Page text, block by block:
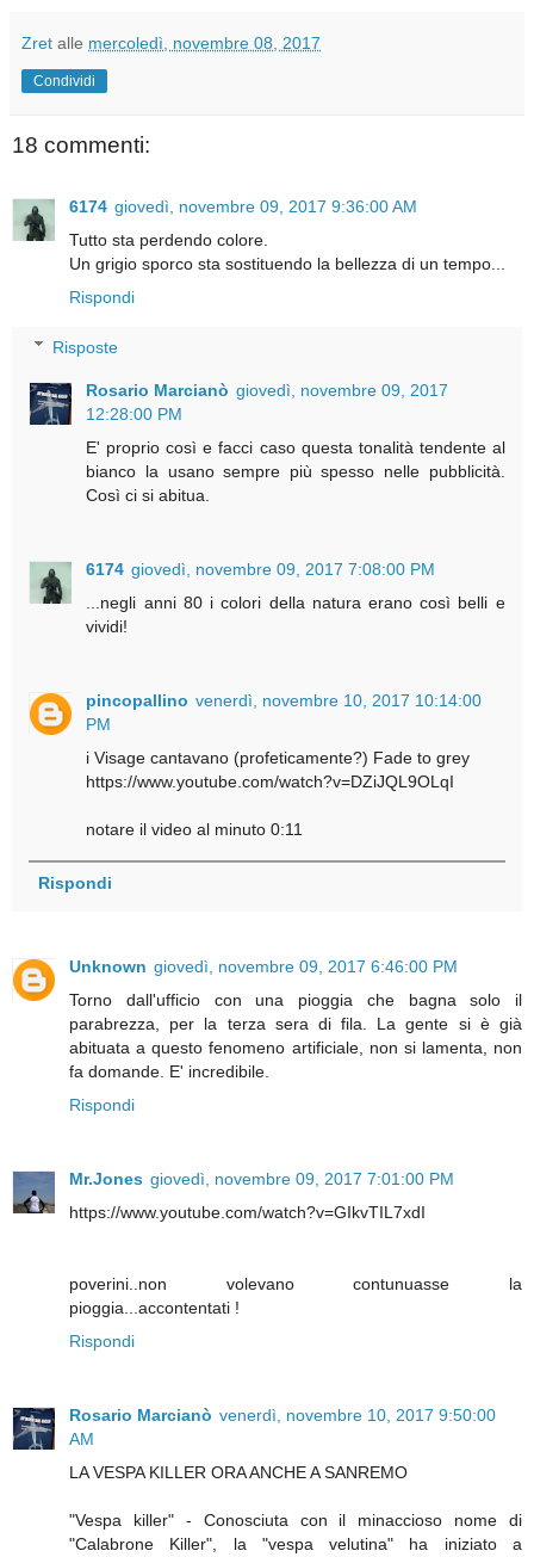
Zret alle mercoledì, novembre 08, 2017
Condividi
18 commenti:
6174 giovedì, novembre 09, 2017 9:36:00 AM
Tutto sta perdendo colore.
Un grigio sporco sta sostituendo la bellezza di un tempo...
Rispondi
Risposte
Rosario Marcianò giovedì, novembre 09, 2017
12:28:00 PM
E' proprio così e facci caso questa tonalità tendente al
bianco la usano sempre più spesso nelle pubblicità.
Così ci si abitua.
6174 giovedì, novembre 09, 2017 7:08:00 PM
...negli anni 80 i colori della natura erano così belli e
vividi!
pincopallino venerdì, novembre 10, 2017 10:14:00
PM
i Visage cantavano (profeticamente?) Fade to grey
https://www.youtube.com/watch?v=DZiJQL9OLqI
notare il video al minuto 0:11
Rispondi
Unknown giovedì, novembre 09, 2017 6:46:00 PM
Torno dall'ufficio con una pioggia che bagna solo il
parabrezza, per la terza sera di fila. La gente si è già
abituata a questo fenomeno artificiale, non si lamenta, non
fa domande. E' incredibile.
Rispondi
Mr.Jones giovedì, novembre 09, 2017 7:01:00 PM
https://www.youtube.com/watch?v=GIkvTIL7xdI
poverini..non volevano contunuasse la
pioggia...accontentati !
Rispondi
Rosario Marcianò venerdì, novembre 10, 2017 9:50:00
AM
LA VESPA KILLER ORA ANCHE A SANREMO
"Vespa killer" - Conosciuta con il minaccioso nome di
"Calabrone Killer", la "vespa velutina" ha iniziato a